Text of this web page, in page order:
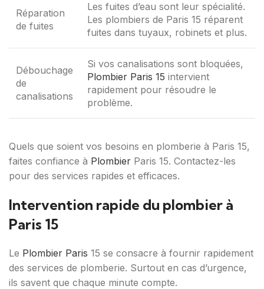
Réparation
de fuites
Les fuites d’eau sont leur spécialité.
Les plombiers de Paris 15 réparent
fuites dans tuyaux, robinets et plus.
Débouchage
de
canalisations
Si vos canalisations sont bloquées,
Plombier Paris 15 intervient
rapidement pour résoudre le
problème.
Quels que soient vos besoins en plomberie à Paris 15,
faites confiance à Plombier Paris 15. Contactez-les
pour des services rapides et efficaces.
Intervention rapide du plombier à
Paris 15
Le Plombier Paris 15 se consacre à fournir rapidement
des services de plomberie. Surtout en cas d’urgence,
ils savent que chaque minute compte.